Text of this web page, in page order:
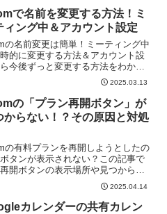
で名前を変更する方法！ミ
ィング中＆アカウント設定
の名前変更は簡単！ミーティング中
的に変更する方法＆アカウント設
今後ずっと変更する方法をわかり
2025.03.13
の「プラン再開ボタン」が
からない！？その原因と対処
の有料プランを再開しようとしたの
タンが表示されない？この記事で
開ボタンの表示場所や見つからな
因、解決方法をやさしく解説しま
2025.04.14
カレンダーの共有カレン